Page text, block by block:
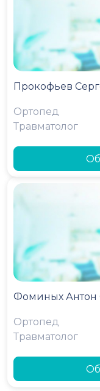
Прокофьев
Ортопед
Травматолог
Фоминых Антон
Ортопед
Травматолог